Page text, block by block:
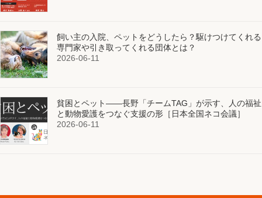
飼い主の入院、ペットをどうしたら？駆けつけてくれる
専門家や引き取ってくれる団体とは？
2026-06-11
貧困とペット——長野「チームTAG」が示す、人の福祉
と動物愛護をつなぐ支援の形［日本全国ネコ会議］
2026-06-11